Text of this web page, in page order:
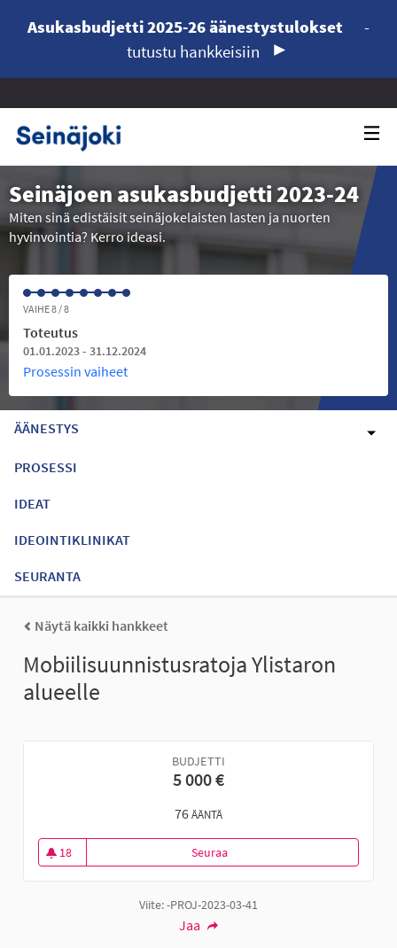
Asukasbudjetti 2025-26 äänestystulokset
-
tutustu hankkeisiin
Seinäjoen asukasbudjetti 2023-24
Miten sinä edistäisit seinäjokelaisten lasten ja nuorten
hyvinvointia? Kerro ideasi.
VAIHE 8 / 8
Toteutus
01.01.2023 - 31.12.2024
Prosessin vaiheet
ÄÄNESTYS
PROSESSI
IDEAT
IDEOINTIKLINIKAT
SEURANTA
Näytä kaikki hankkeet
Mobiilisuunnistusratoja Ylistaron
alueelle
BUDJETTI
5 000 €
76ÄÄNTÄ
18
18 seuraajaa
SeuraaMobiilisuunnistusratoja
Viite: -PROJ-2023-03-41
Jaa